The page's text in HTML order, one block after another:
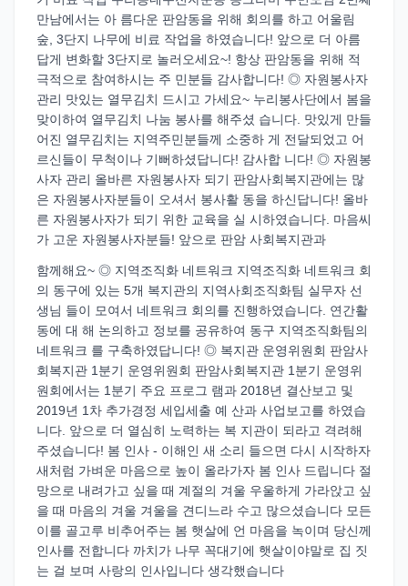
만남에서는 아 름다운 판암동을 위해 회의를 하고 어울림
숲, 3단지 나무에 비료 작업을 하였습니다! 앞으로 더 아름
답게 변화할 3단지로 놀러오세요~! 항상 판암동을 위해 적
극적으로 참여하시는 주 민분들 감사합니다! ◎ 자원봉사자
관리 맛있는 열무김치 드시고 가세요~ 누리봉사단에서 봄을
맞이하여 열무김치 나눔 봉사를 해주셨 습니다. 맛있게 만들
어진 열무김치는 지역주민분들께 소중하 게 전달되었고 어
르신들이 무척이나 기뻐하셨답니다! 감사합 니다! ◎ 자원봉
사자 관리 올바른 자원봉사자 되기 판암사회복지관에는 많
은 자원봉사자분들이 오셔서 봉사활 동을 하신답니다! 올바
른 자원봉사자가 되기 위한 교육을 실 시하였습니다. 마음씨
가 고운 자원봉사자분들! 앞으로 판암 사회복지관과
함께해요~ ◎ 지역조직화 네트워크 지역조직화 네트워크 회
의 동구에 있는 5개 복지관의 지역사회조직화팀 실무자 선
생님 들이 모여서 네트워크 회의를 진행하였습니다. 연간활
동에 대 해 논의하고 정보를 공유하여 동구 지역조직화팀의
네트워크 를 구축하였답니다! ◎ 복지관 운영위원회 판암사
회복지관 1분기 운영위원회 판암사회복지관 1분기 운영위
원회에서는 1분기 주요 프로그 램과 2018년 결산보고 및
2019년 1차 추가경정 세입세출 예 산과 사업보고를 하였습
니다. 앞으로 더 열심히 노력하는 복 지관이 되라고 격려해
주셨습니다! 봄 인사 - 이해인 새 소리 들으면 다시 시작하자
새처럼 가벼운 마음으로 높이 올라가자 봄 인사 드립니다 절
망으로 내려가고 싶을 때 계절의 겨울 우울하게 가라앉고 싶
을 때 마음의 겨울 겨울을 견디느라 수고 많으셨습니다 모든
이를 골고루 비추어주는 봄 햇살에 언 마음을 녹이며 당신께
인사를 전합니다 까치가 나무 꼭대기에 햇살이야말로 집 짓
는 걸 보며 사랑의 인사입니다 생각했습니다